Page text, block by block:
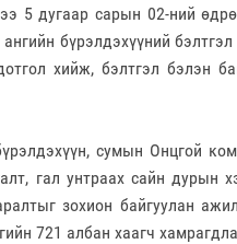
5 дугаар сарын 02-ний
бүрэлдэхүүний
хийж, бэлтгэл бэлэн
сумын Онцгой
гал унтраах сайн дурын
зохион байгуулан
721 албан хаагч